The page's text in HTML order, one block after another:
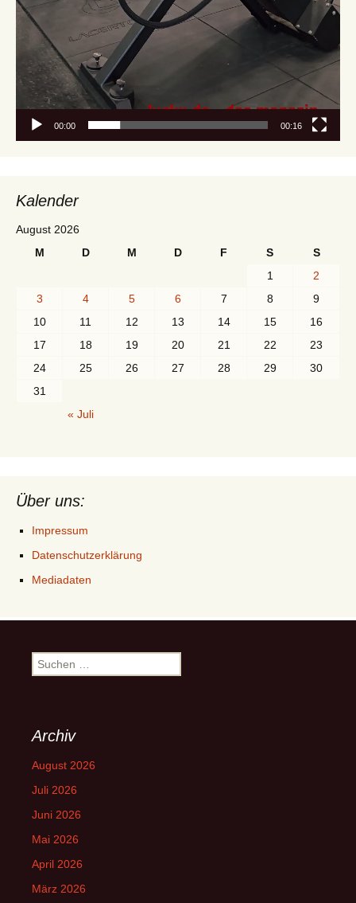
00:00 00:16
Kalender
August 2026
M
D M D F S
S
1
2
3
4 5 6 7 8
9
10
11 12 13 14 15
16
17
18 19 20 21 22
23
24
25 26 27 28 29
30
31
« Juli
Über uns:
Impressum
Datenschutzerklärung
Mediadaten
Suchen
nach:
Archiv
August 2026
Juli 2026
Juni 2026
Mai 2026
April 2026
März 2026